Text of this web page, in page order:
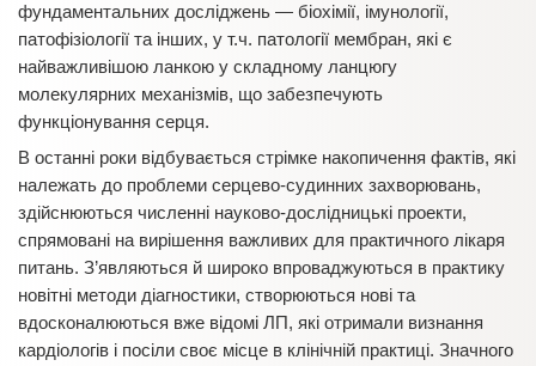
фундаментальних досліджень — біохімії, імунології,
патофізіології та інших, у т.ч. патології мембран, які є
найважливішою ланкою у складному ланцюгу
молекулярних механізмів, що забезпечують
функціонування серця.
В останні роки відбувається стрімке накопичення фактів, які
належать до проблеми серцево-судинних захворювань,
здійснюються численні науково-дослідницькі проекти,
спрямовані на вирішення важливих для практичного лікаря
питань. З’являються й широко впроваджуються в практику
новітні методи діагностики, створюються нові та
вдосконалюються вже відомі ЛП, які отримали визнання
кардіологів і посіли своє місце в клінічній практиці. Значного